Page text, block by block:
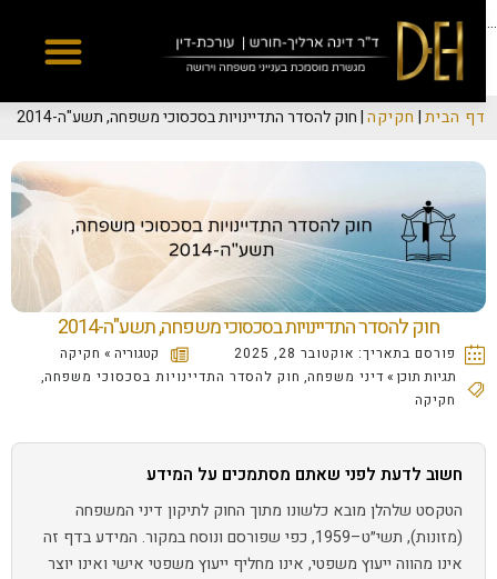
Yes
...
דף הבית|חקיקה|חוק להסדר התדיינויות בסכסוכי משפחה, תשע"ה-2014
חוק להסדר התדיינויות בסכסוכי משפחה, תשע"ה-2014
פורסם בתאריך:אוקטובר 28, 2025 קטגוריה » חקיקה
תגיות תוכן » דיני משפחה,חוק להסדר התדיינויות בסכסוכי משפחה,
חקיקה
חשוב לדעת לפני שאתם מסתמכים על המידע
הטקסט שלהלן מובא כלשונו מתוך החוק לתיקון דיני המשפחה
(מזונות), תשי״ט–1959, כפי שפורסם ונוסח במקור. המידע בדף זה
אינו מהווה ייעוץ משפטי, אינו מחליף ייעוץ משפטי אישי ואינו יוצר